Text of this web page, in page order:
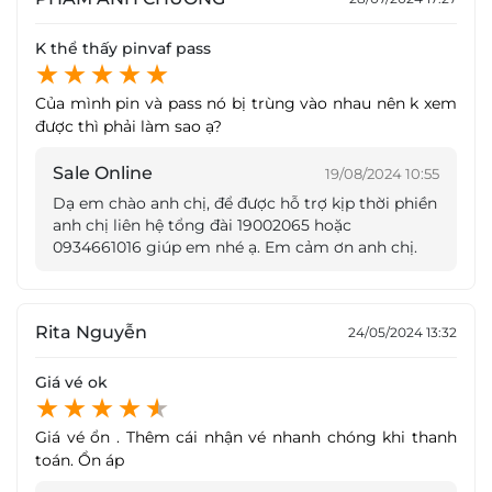
Lâm Đồng
Tầng 3, TTTM Vincom Plaza Bảo Lộc, số 83 Lê Hồng
Phong, P.1, TP.Bảo Lộc, T.Lâm Đồng
Bình Thuận
Tầng 5, TTTM Lotte Mart, P.Phú Thuỷ, TP.Phan Thiết,
T.Bình Thuận
Đồng Nai
Tầng 5 TTTM Vincom Biên Hòa, số 1096 đường
Lotte Mart Biên Hòa, Quốc lộ 1A, P.Long Bình,
Ninh Thuận
Tầng 3, TTTM Vincom Phan Rang Số 122 Mười Sáu
Tháng Tư, Mỹ Hải, Phan Rang-Tháp Chàm, Ninh
Thuận
hàng ghế hợp lý, không bị che khuất tầm nhìn bởi
giả những trải nghiệm tuyệt vời.
Hệ thống rạp Lotte Cinema trang bị âm thanh Dolby Surround
7.1, màn hình digital cực lớn, ghế ngồi thoải mái
Đôi nét về Lotte Cinema
K thể thấy pinvaf pass
Của mình pin và pass nó bị trùng vào nhau nên k xem
được thì phải làm sao ạ?
Sale Online 19/08/2024 10:55
Dạ em chào anh chị, để được hỗ trợ kịp thời phiền
anh chị liên hệ tổng đài 19002065 hoặc
0934661016 giúp em nhé ạ. Em cảm ơn anh chị.
Rita Nguyễn 24/05/2024 13:32
Giá vé ok
Giá vé ổn . Thêm cái nhận vé nhanh chóng khi thanh
toán. Ổn áp